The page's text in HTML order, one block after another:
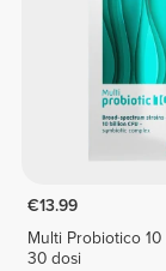
€13.99
Multi Probiotico 10
30 dosi